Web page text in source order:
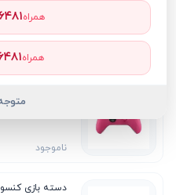
محصول جدیدترین ارزان‌ترین
ناموجود
دسته بازی
همراه
همراه